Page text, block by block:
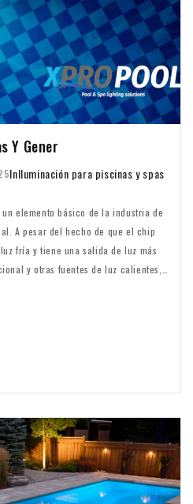
Y Gener
InIluminación para piscinas y spas
elemento básico de la industria de
A pesar del hecho de que el chip
fría y tiene una salida de luz más
y otras fuentes de luz calientes,
calentarse significativamente